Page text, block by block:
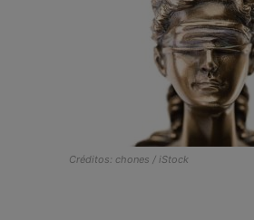
Créditos: chones / iStock